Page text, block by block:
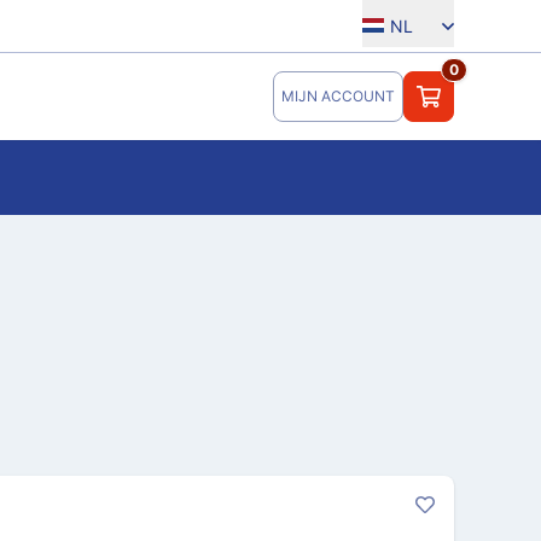
NL
MIJN ACCOUNT
0